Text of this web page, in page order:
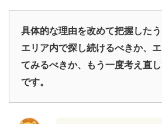
具体的な理由を改めて把握した
エリア内で探し続けるべきか、
てみるべきか、もう一度考え直
です。